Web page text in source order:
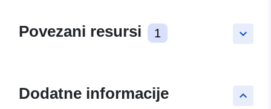
keyboard_arrow_down
Povezani resursi 1
keyboard_arrow_up
Dodatne informacije